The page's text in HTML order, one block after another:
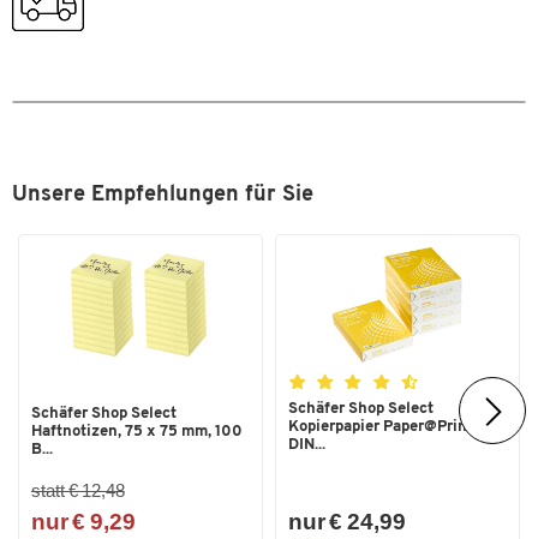
Unsere Empfehlungen für Sie
Schäfer Shop Select
Haftnotizen, 75 x 75 mm, 100
B...
statt € 12,48
nur € 9,29
Schäfer Shop Select
Kopierpapier Paper@Print,
DIN...
nur € 24,99